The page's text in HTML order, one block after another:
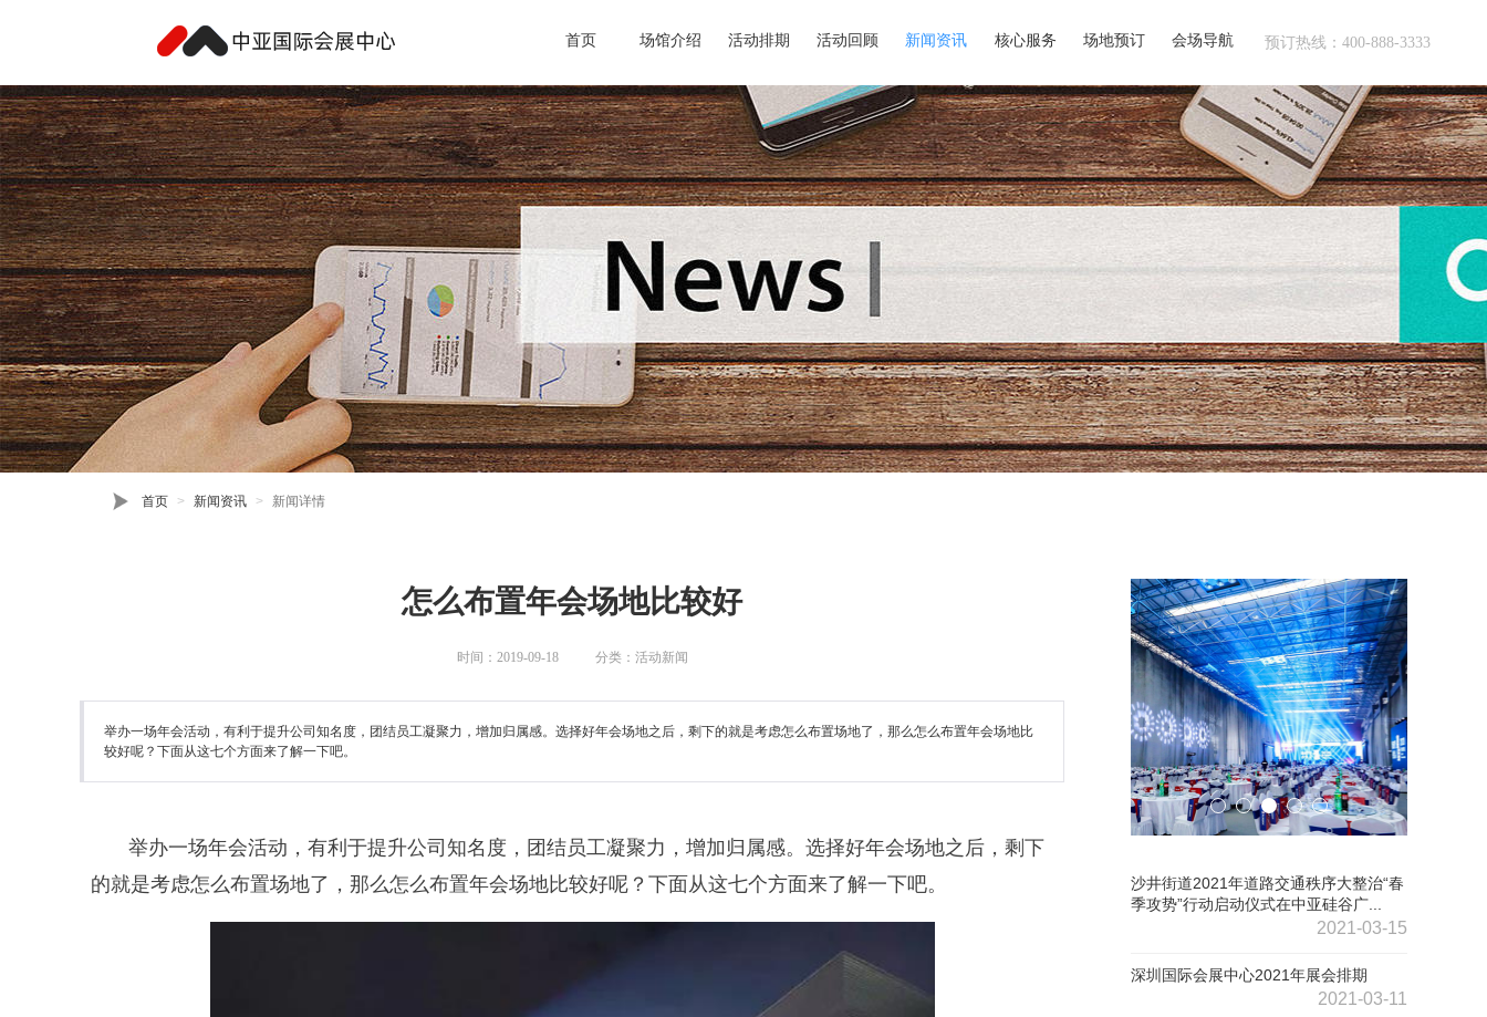
首页 场馆介绍 活动排期 活动回顾 新闻资讯 核心服务 场地预订 会场导航 预订热线：400-888-3333
首页 新闻资讯 新闻详情
怎么布置年会场地比较好
时间：2019-09-18 分类：活动新闻
举办一场年会活动，有利于提升公司知名度，团结员工凝聚力，增加归属感。选择好年会场地之后，剩下的就是考虑怎么布置场地了，那么怎么布置年会场地比
较好呢？下面从这七个方面来了解一下吧。
举办一场年会活动，有利于提升公司知名度，团结员工凝聚力，增加归属感。选择好年会场地之后，剩下
的就是考虑怎么布置场地了，那么怎么布置年会场地比较好呢？下面从这七个方面来了解一下吧。
沙井街道2021年道路交通秩序大整治“春
季攻势”行动启动仪式在中亚硅谷广...
2021-03-15
深圳国际会展中心2021年展会排期
2021-03-11